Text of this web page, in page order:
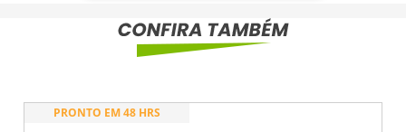
PRONTO EM 48 HRS